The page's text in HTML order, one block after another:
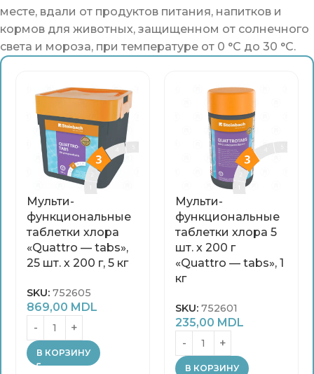
Мульти-
функциональные
таблетки хлора
«Quattro — tabs»,
25 шт. х 200 г, 5 кг
SKU: 752605
869,00 MDL
В КОРЗИНУ
Мульти-
функциональные
таблетки хлора 5
шт. х 200 г
«Quattro — tabs», 1
кг
SKU: 752601
235,00 MDL
В КОРЗИНУ
месте, вдали от продуктов питания, напитков и
кормов для животных, защищенном от солнечного
света и мороза, при температуре от 0 °C до 30 °C.